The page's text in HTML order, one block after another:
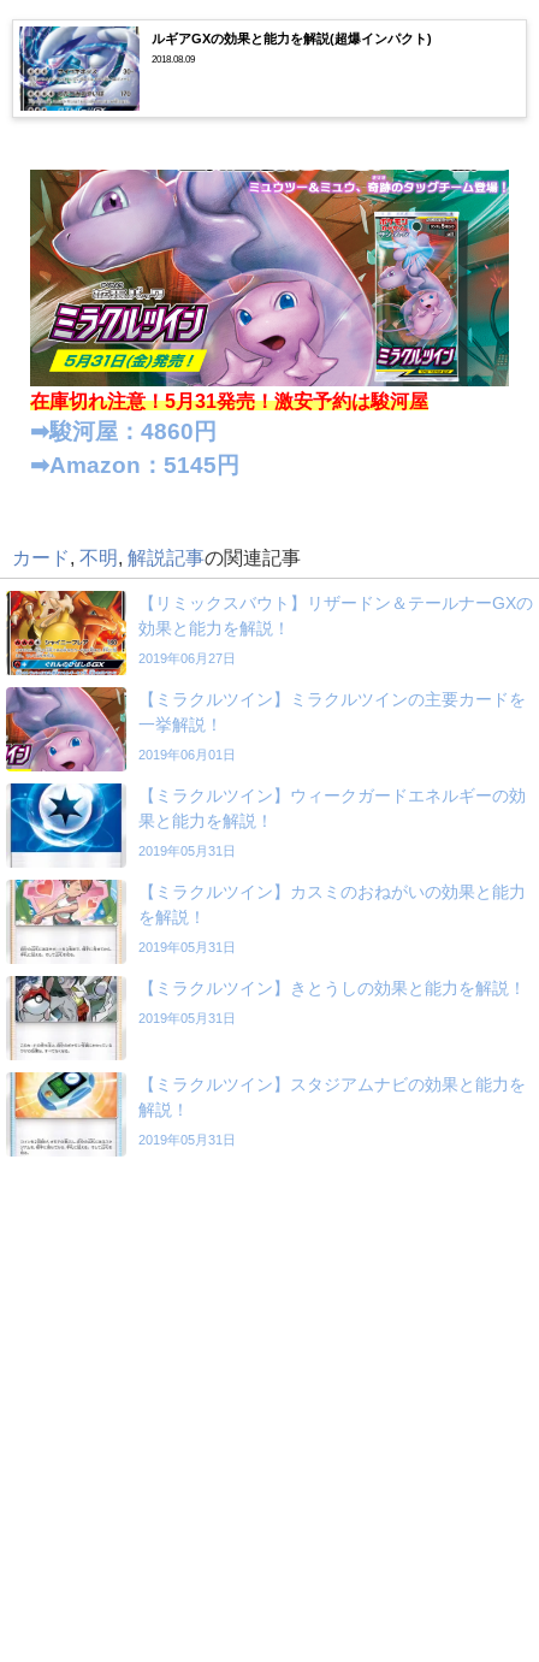
ルギアGXの効果と能力を解説(超爆インパクト)
2018.08.09
在庫切れ注意！5月31発売！激安予約は駿河屋
➡︎駿河屋：4860円
➡︎Amazon：5145円
カード, 不明, 解説記事の関連記事
【リミックスバウト】リザードン＆テールナーGXの
効果と能力を解説！
2019年06月27日
【ミラクルツイン】ミラクルツインの主要カードを
一挙解説！
2019年06月01日
【ミラクルツイン】ウィークガードエネルギーの効
果と能力を解説！
2019年05月31日
【ミラクルツイン】カスミのおねがいの効果と能力
を解説！
2019年05月31日
【ミラクルツイン】きとうしの効果と能力を解説！
2019年05月31日
【ミラクルツイン】スタジアムナビの効果と能力を
解説！
2019年05月31日